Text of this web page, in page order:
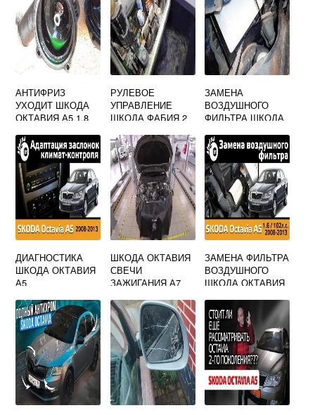
АНТИФРИЗ
УХОДИТ ШКОДА
ОКТАВИЯ А5 1.8
РУЛЕВОЕ
УПРАВЛЕНИЕ
ШКОДА ФАБИЯ 2
ЗАМЕНА
ВОЗДУШНОГО
ФИЛЬТРА ШКОДА
ДИАГНОСТИКА
ШКОДА ОКТАВИЯ
А5
ШКОДА ОКТАВИЯ
СВЕЧИ
ЗАЖИГАНИЯ А7
ЗАМЕНА ФИЛЬТРА
ВОЗДУШНОГО
ШКОДА ОКТАВИЯ